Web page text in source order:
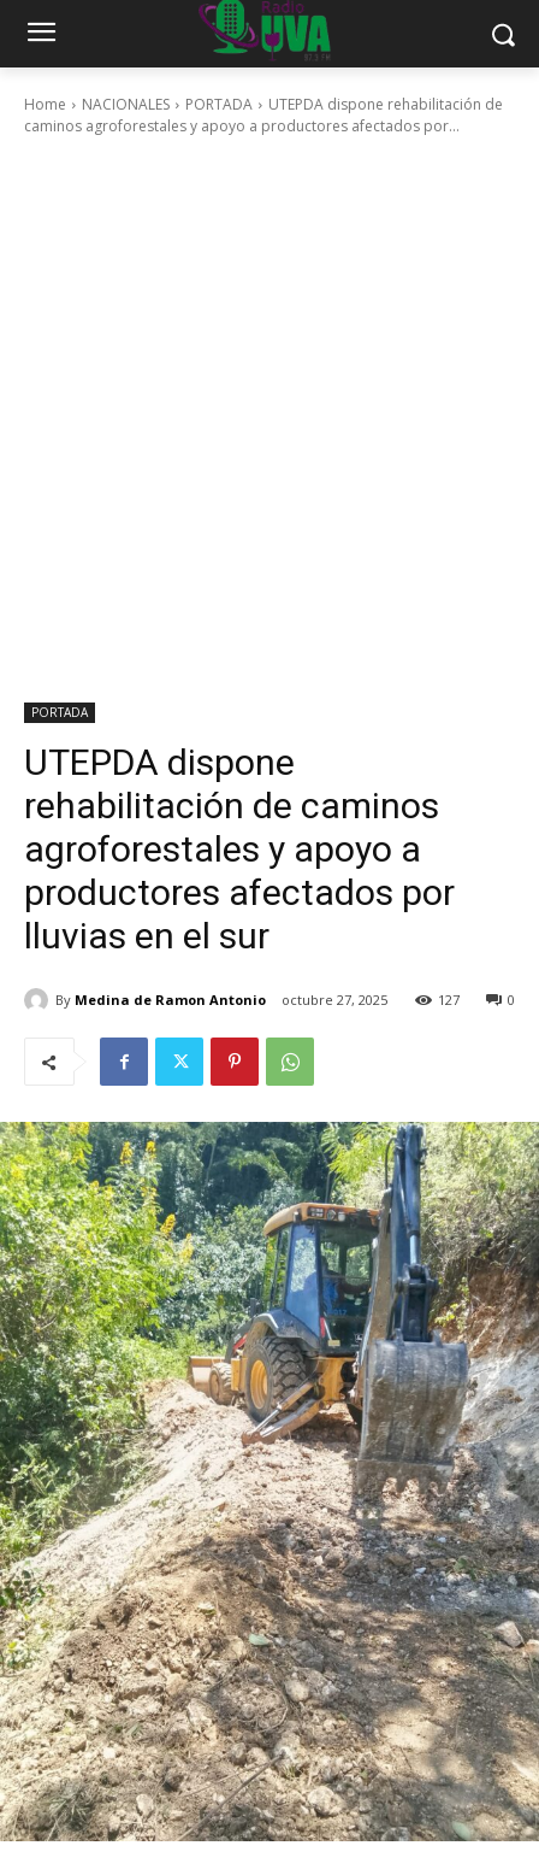
Home NACIONALES PORTADA
UTEPDA dispone rehabilitación de
caminos agroforestales y apoyo a productores afectados por...
PORTADA
UTEPDA dispone
rehabilitación de caminos
agroforestales y apoyo a
productores afectados por
lluvias en el sur
By Medina de Ramon Antonio octubre 27, 2025 0
127